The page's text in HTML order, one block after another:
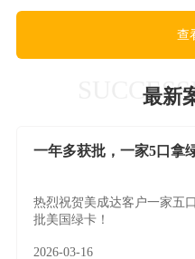
查
最新
一年多获批，一家5口拿
热烈祝贺美成达客户一家五
批美国绿卡！
2026-03-16